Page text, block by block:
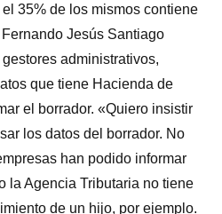
35% de los mismos contiene
Jesús Santiago
administrativos,
que tiene Hacienda de
el borrador. «Quiero insistir
los datos del borrador. No
han podido informar
la Agencia Tributaria no tiene
de un hijo, por ejemplo.